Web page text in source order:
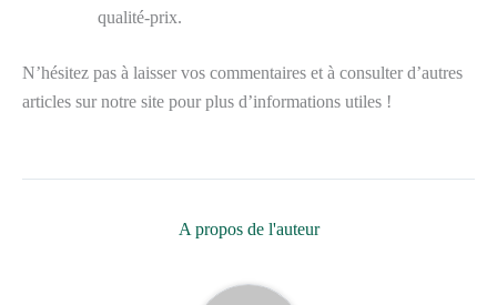
qualité-prix.
N’hésitez pas à laisser vos commentaires et à consulter d’autres
articles sur notre site pour plus d’informations utiles !
A propos de l'auteur